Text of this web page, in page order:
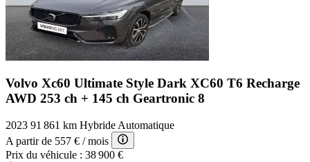
Volvo Xc60 Ultimate Style Dark XC60 T6 Recharge
AWD 253 ch + 145 ch Geartronic 8
2023 91 861 km Hybride Automatique
A partir de 557 € / mois
Prix du véhicule : 38 900 €